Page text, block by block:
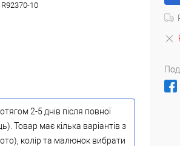
10
2-5 днів після повної
Товар має кілька варіантів з
колір та малюнок вибрати